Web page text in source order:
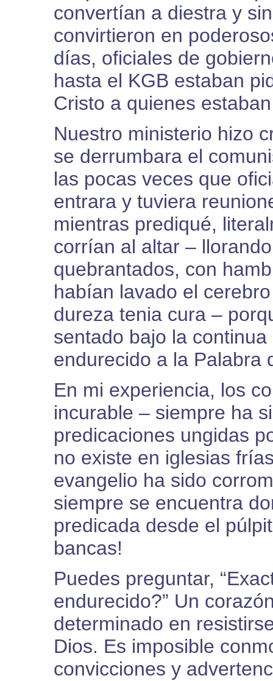
convertían a diestra y
convirtieron en
días, oficiales de
hasta el KGB estaban
Cristo a quienes
Nuestro ministerio hizo
se derrumbara el
las pocas veces que
entrara y tuviera
mientras prediqué,
corrían al altar –
quebrantados, con
habían lavado el
dureza tenia cura –
sentado bajo la
endurecido a la Palabra
En mi experiencia, los
incurable – siempre ha
predicaciones ungidas
no existe en iglesias
evangelio ha sido
siempre se encuentra
predicada desde el
bancas!
Puedes preguntar,
endurecido?” Un
determinado en
Dios. Es imposible
convicciones y